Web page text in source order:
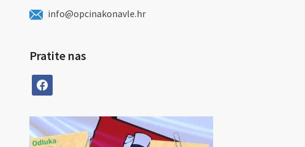
info@opcinakonavle.hr
Pratite nas
facebook